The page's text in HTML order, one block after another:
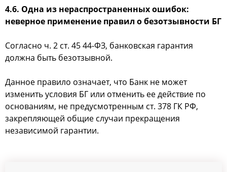
4.6. Одна из нераспространенных ошибок:
неверное применение правил о безотзывности БГ
Согласно ч. 2 ст. 45 44-ФЗ, банковская гарантия
должна быть безотзывной.
Данное правило означает, что Банк не может
изменить условия БГ или отменить ее действие по
основаниям, не предусмотренным ст. 378 ГК РФ,
закрепляющей общие случаи прекращения
независимой гарантии.